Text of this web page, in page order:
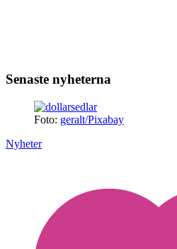
Senaste nyheterna
Foto: geralt/Pixabay
Nyheter